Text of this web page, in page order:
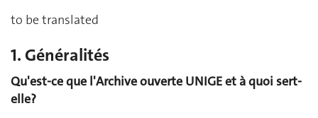
to be translated
1. Généralités
Qu'est-ce que l'Archive ouverte UNIGE et à quoi sert-
elle?